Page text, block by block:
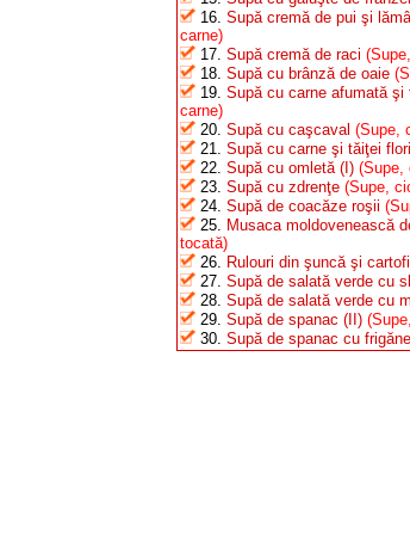
16. Supă cremă de pui şi
carne)
17. Supă cremă de raci
18. Supă cu brânză de oaie
19. Supă cu carne afumată şi
carne)
20. Supă cu caşcaval (Supe,
21. Supă cu carne şi tăiţei
22. Supă cu omletă (I) (Supe,
23. Supă cu zdrenţe (Supe,
24. Supă de coacăze roşii
25. Musaca moldovenească
tocată)
26. Rulouri din şuncă şi cartofi
27. Supă de salată verde cu
28. Supă de salată verde cu
29. Supă de spanac (II)
30. Supă de spanac cu